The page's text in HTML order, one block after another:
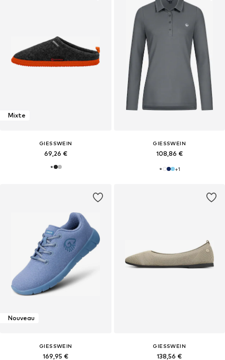
Mixte
GIESSWEIN
69,26 €
GIESSWEIN
108,86 €
+1
Nouveau
GIESSWEIN
169,95 €
GIESSWEIN
138,56 €